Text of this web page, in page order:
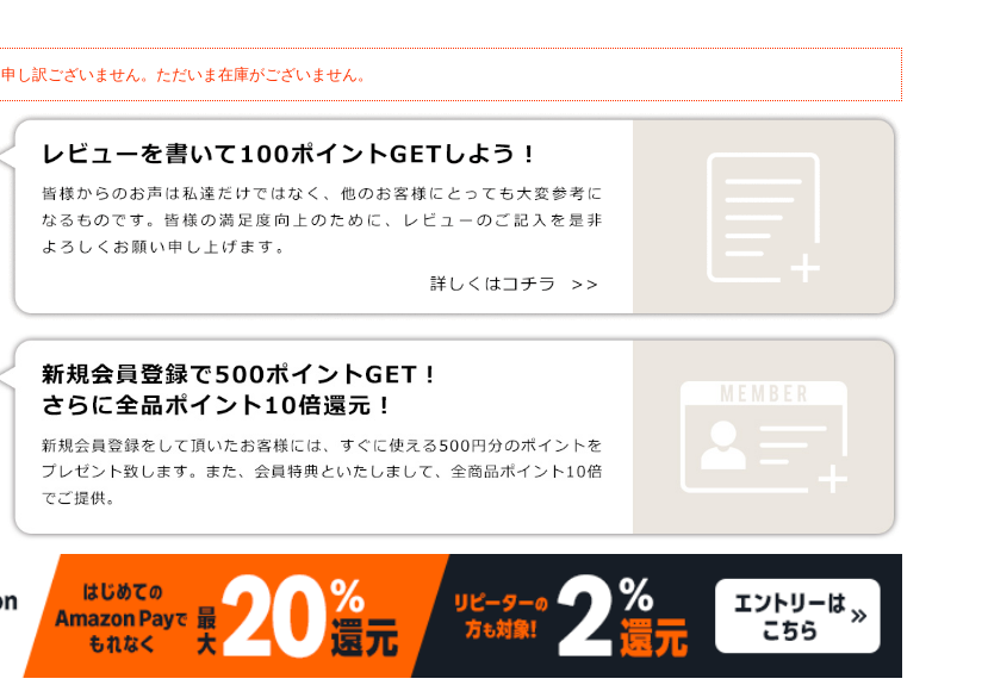
申し訳ございません。ただいま在庫がございません。